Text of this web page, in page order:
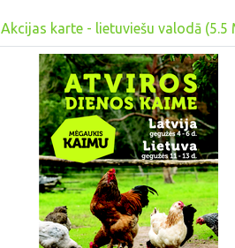
Akcijas karte - lietuviešu valodā (5.5